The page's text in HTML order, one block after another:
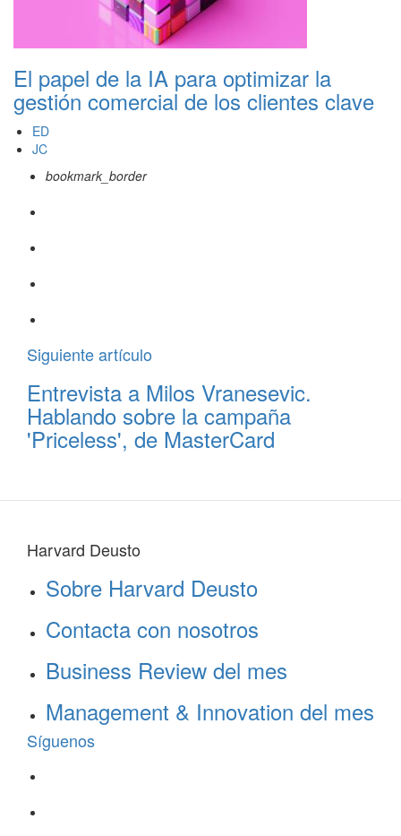
El papel de la IA para optimizar la
gestión comercial de los clientes clave
ED
JC
bookmark_border
Siguiente artículo
Entrevista a Milos Vranesevic.
Hablando sobre la campaña
'Priceless', de MasterCard
Harvard Deusto
Sobre Harvard Deusto
Contacta con nosotros
Business Review del mes
Management & Innovation del mes
Síguenos